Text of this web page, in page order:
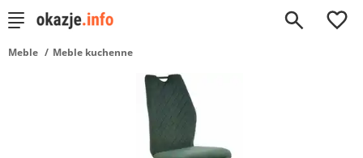
0
Meble Meble kuchenne